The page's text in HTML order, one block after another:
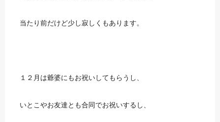
当たり前だけど少し寂しくもあります。
１２月は爺婆にもお祝いしてもらうし、
いとこやお友達とも合同でお祝いするし、